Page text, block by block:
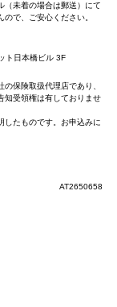
（未着の場合は郵送）にて
で、ご安心ください。
ト日本橋ビル 3F
保険取扱代理店であり、
知受領権は有しておりませ
したものです。お申込みに
AT2650658